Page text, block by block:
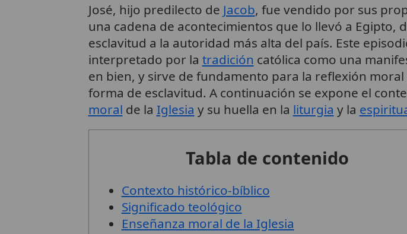
José, hijo predilecto de Jacob, fue vendido por sus
una cadena de acontecimientos que lo llevó a Egipto,
esclavitud a la autoridad más alta del país. Este
interpretado por la tradición católica como una
en bien, y sirve de fundamento para la reflexión moral
forma de esclavitud. A continuación se expone el
moral de la Iglesia y su huella en la liturgia y la
Tabla de contenido
Contexto histórico-bíblico
Significado teológico
Enseñanza moral de la Iglesia